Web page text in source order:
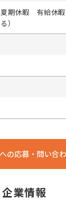
期休暇 有給休
）
の応募・問い合
企業情報